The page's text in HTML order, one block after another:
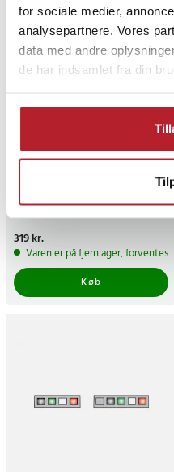
for sociale medier,
analysepartnere. Vores
data med andre
de har indsamlet fra din
2 x USB Type-C-stik
Pris:319 kr.
319 kr.
Varen er på fjernlager,
Køb